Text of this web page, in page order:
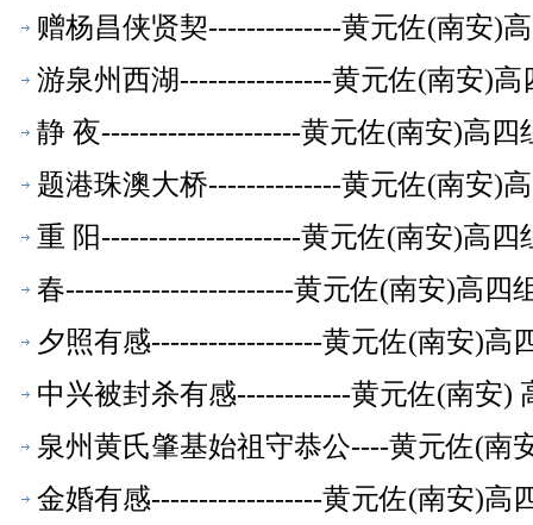
赠杨昌侠贤契--------------黄元佐(南安)
游泉州西湖----------------黄元佐(南安)
静 夜---------------------黄元佐(南安)高
题港珠澳大桥--------------黄元佐(南安)
重 阳---------------------黄元佐(南安)高
春------------------------黄元佐(南安)高四
夕照有感------------------黄元佐(南安)高
中兴被封杀有感------------黄元佐(南安)
泉州黄氏肇基始祖守恭公----黄元佐(南
金婚有感------------------黄元佐(南安)高